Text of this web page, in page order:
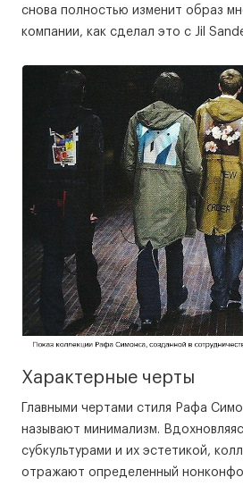
снова полностью изменит образ
компании, как сделал это с Jil
Характерные черты
Главными чертами стиля Рафа
называют минимализм.
субкультурами и их эстетикой,
отражают определенный